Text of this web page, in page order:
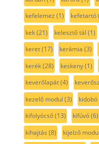
kefelemez (1) kefetartó
kek(21) kelesztő tál (1)
keret(17) kerámia (3)
kerék(28) keskeny(1)
keverőlapát(4)
kezelő modul (3) kidobó
kifolyócső(13) kifúvó(6)
kihajtás (8) kijelző modul